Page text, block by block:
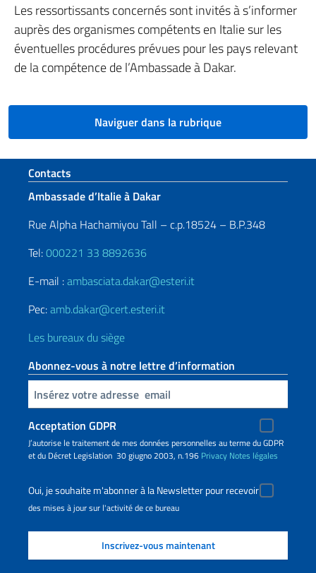
Les ressortissants concernés sont invités à s’informer
auprès des organismes compétents en Italie sur les
éventuelles procédures prévues pour les pays relevant
de la compétence de l’Ambassade à Dakar.
Naviguer dans la rubrique
Section de pied de page
Contacts
Ambassade d’Italie à Dakar
Rue Alpha Hachamiyou Tall – c.p.18524 – B.P.348
Tel:000221 33 8892636
E-mail :ambasciata.dakar@esteri.it
Pec:amb.dakar@cert.esteri.it
Les bureaux du siège
Abonnez-vous à notre lettre d’information
Insert your email
Acceptation GDPR
J’autorise le traitement de mes données personnelles au terme du GDPR
et du Décret Legislation 30 giugno 2003, n.196 Privacy Notes légales
Oui, je souhaite m'abonner à la Newsletter pour recevoir
des mises à jour sur l'activité de ce bureau